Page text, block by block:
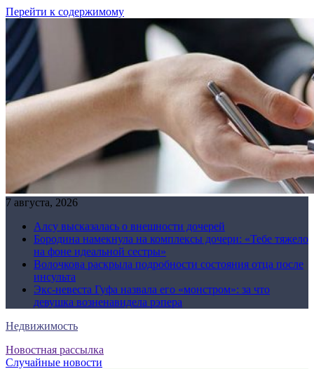
Перейти к содержимому
7 августа, 2026
Алсу высказалась о внешности дочерей
Бородина намекнула на комплексы дочери: «Тебе тяжело
на фоне идеальной сестры»
Волочкова раскрыла подробности состояния отца после
инсульта
Экс-невеста Гуфа назвала его «монстром»: за что
девушка возненавидела рэпера
Недвижимость
Новостная рассылка
Случайные новости